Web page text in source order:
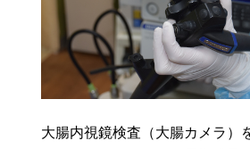
大腸内視鏡検査（大腸カメラ）